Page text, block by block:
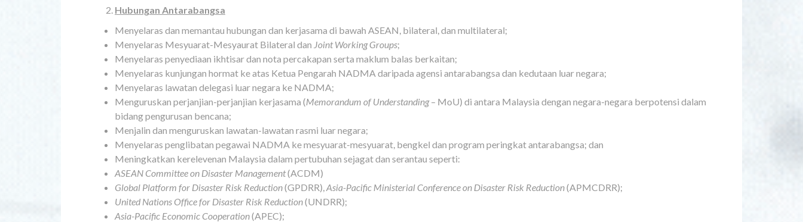
Hubungan Antarabangsa
Menyelaras dan memantau hubungan dan kerjasama di bawah ASEAN, bilateral, dan multilateral;
Menyelaras Mesyuarat-Mesyaurat Bilateral dan Joint Working Groups;
Menyelaras penyediaan ikhtisar dan nota percakapan serta maklum balas berkaitan;
Menyelaras kunjungan hormat ke atas Ketua Pengarah NADMA daripada agensi antarabangsa dan kedutaan luar negara;
Menyelaras lawatan delegasi luar negara ke NADMA;
Menguruskan perjanjian-perjanjian kerjasama (Memorandum of Understanding – MoU) di antara Malaysia dengan negara-negara berpotensi dalam
bidang pengurusan bencana;
Menjalin dan menguruskan lawatan-lawatan rasmi luar negara;
Menyelaras penglibatan pegawai NADMA ke mesyuarat-mesyuarat, bengkel dan program peringkat antarabangsa; dan
Meningkatkan kerelevenan Malaysia dalam pertubuhan sejagat dan serantau seperti:
ASEAN Committee on Disaster Management(ACDM)
Global Platform for Disaster Risk Reduction(GPDRR),Asia-Pacific Ministerial Conference on Disaster Risk Reduction(APMCDRR);
United Nations Office for Disaster Risk Reduction(UNDRR);
Asia-Pacific Economic Cooperation(APEC);